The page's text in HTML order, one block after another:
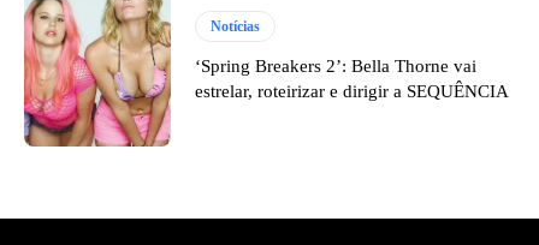
Notícias
‘Spring Breakers 2’: Bella Thorne vai
estrelar, roteirizar e dirigir a SEQUÊNCIA